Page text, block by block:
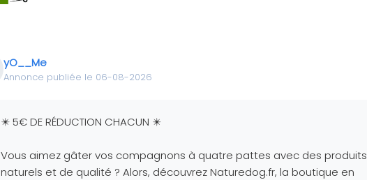
yO__Me
Annonce publiée le 06-08-2026
✴️ 5€ DE RÉDUCTION CHACUN ✴️
Vous aimez gâter vos compagnons à quatre pattes avec des produits
naturels et de qualité ? Alors, découvrez Naturedog.fr, la boutique en